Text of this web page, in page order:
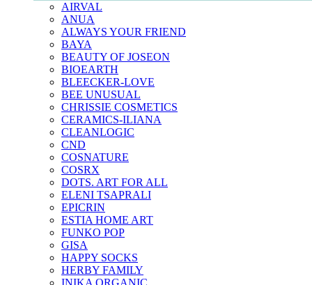
AIRVAL
ANUA
ALWAYS YOUR FRIEND
BAYA
BEAUTY OF JOSEON
BIOEARTH
BLEECKER-LOVE
BEE UNUSUAL
CHRISSIE COSMETICS
CERAMICS-ILIANA
CLEANLOGIC
CND
COSNATURE
COSRX
DOTS. ART FOR ALL
ELENI TSAPRALI
EPICRIN
ESTIA HOME ART
FUNKO POP
GISA
HAPPY SOCKS
HERBY FAMILY
INIKA ORGANIC